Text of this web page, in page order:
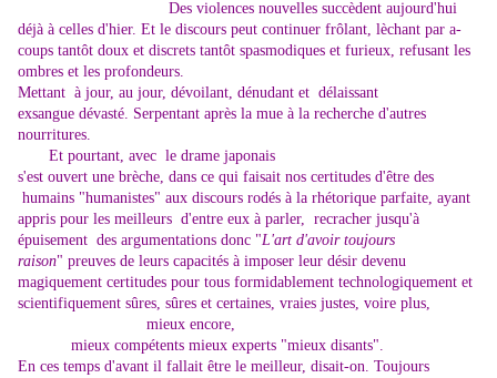
Des violences nouvelles succèdent aujourd'hui
déjà à celles d'hier. Et le discours peut continuer frôlant, lèchant par a-
coups tantôt doux et discrets tantôt spasmodiques et furieux, refusant les
ombres et les profondeurs.
Mettant à jour, au jour, dévoilant, dénudant et délaissant
exsangue dévasté. Serpentant après la mue à la recherche d'autres
nourritures.
Et pourtant, avec le drame japonais
s'est ouvert une brèche, dans ce qui faisait nos certitudes d'être des
humains "humanistes" aux discours rodés à la rhétorique parfaite, ayant
appris pour les meilleurs d'entre eux à parler, recracher jusqu'à
épuisement des argumentations donc "L'art d'avoir toujours
raison" preuves de leurs capacités à imposer leur désir devenu
magiquement certitudes pour tous formidablement technologiquement et
scientifiquement sûres, sûres et certaines, vraies justes, voire plus,
mieux encore,
mieux compétents mieux experts "mieux disants".
En ces temps d'avant il fallait être le meilleur, disait-on. Toujours